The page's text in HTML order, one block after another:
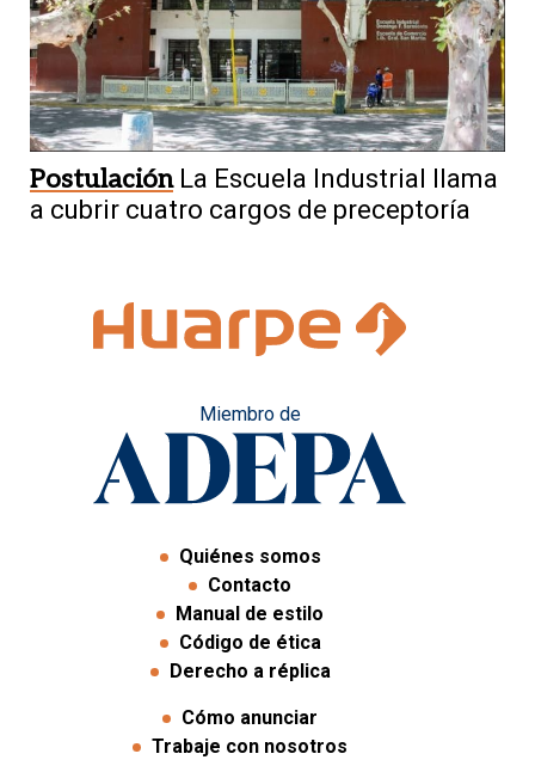
Postulación La Escuela Industrial llama
a cubrir cuatro cargos de preceptoría
Miembro de
Quiénes somos
Contacto
Manual de estilo
Código de ética
Derecho a réplica
Cómo anunciar
Trabaje con nosotros